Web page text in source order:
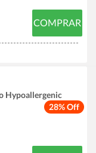
COMPRAR
28% Off
Hypoallergenic